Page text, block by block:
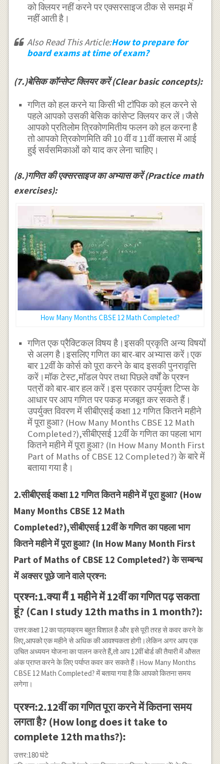
को क्लियर नहीं करने पर एक्सरसाइज ठीक से समझ में
नहीं आती है।
Also Read This Article:How to prepare for
board exams at time of exam?
(7.)बेसिक कॉन्सेप्ट क्लियर करें (Clear basic concepts):
गणित को हल करने या किसी भी टाॅपिक को हल करने से
पहले आपको उसकी बेसिक कांसेप्ट क्लियर कर लें।जैसे
आपको प्रतिलोम त्रिकोणमितीय फलन को हल करना है
तो आपको त्रिकोणमिति की 10 वीं व 11वीं क्लास में आई
हुई सर्वसमिकाओं को याद कर लेना चाहिए।
(8.)गणित की एक्सरसाइज का अभ्यास करें (Practice math
exercises):
How Many Months CBSE 12 Math Completed?
गणित एक प्रैक्टिकल विषय है।इसकी प्रकृति अन्य विषयों
से अलग है।इसलिए गणित का बार-बार अभ्यास करें।एक
बार 12वीं के कोर्स को पूरा करने के बाद इसकी पुनरावृत्ति
करें।मॉक टेस्ट,मॉडल पेपर तथा पिछले वर्षों के प्रश्न
पत्रों को बार-बार हल करें।इस प्रकार उपर्युक्त टिप्स के
आधार पर आप गणित पर पकड़ मजबूत कर सकते हैं।
उपर्युक्त विवरण में सीबीएसई कक्षा 12 गणित कितने महीने
में पूरा हुआ? (How Many Months CBSE 12 Math
Completed?),सीबीएसई 12वीं के गणित का पहला भाग
कितने महीने में पूरा हुआ? (In How Many Month First
Part of Maths of CBSE 12 Completed?) के बारे में
बताया गया है।
2.सीबीएसई कक्षा 12 गणित कितने महीने में पूरा हुआ? (How
Many Months CBSE 12 Math
Completed?),सीबीएसई 12वीं के गणित का पहला भाग
कितने महीने में पूरा हुआ? (In How Many Month First
Part of Maths of CBSE 12 Completed?) के सम्बन्ध
में अक्सर पूछे जाने वाले प्रश्न:
प्रश्न:1.क्या मैं 1 महीने में 12वीं का गणित पढ़ सकता
हूं? (Can I study 12th maths in 1 month?):
उत्तर:कक्षा 12 का पाठ्यक्रम बहुत विशाल है और इसे पूरी तरह से कवर करने के
लिए,आपको एक महीने से अधिक की आवश्यकता होगी।लेकिन अगर आप एक
उचित अध्ययन योजना का पालन करते हैं,तो आप 12वीं बोर्ड की तैयारी में औसत
अंक प्राप्त करने के लिए पर्याप्त कवर कर सकते हैं।How Many Months
CBSE 12 Math Completed? में बताया गया है कि आपको कितना समय
लगेगा।
प्रश्न:2.12वीं का गणित पूरा करने में कितना समय
लगता है? (How long does it take to
complete 12th maths?):
उत्तर:180 घंटे